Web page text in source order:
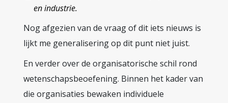
en industrie.
Nog afgezien van de vraag of dit iets nieuws is
lijkt me generalisering op dit punt niet juist.
En verder over de organisatorische schil rond
wetenschapsbeoefening. Binnen het kader van
die organisaties bewaken individuele